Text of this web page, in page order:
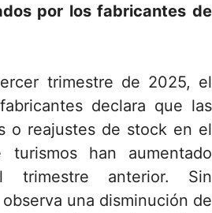
por los fabricantes de
trimestre de 2025, el
declara que las
o reajustes de stock en el
turismos han aumentado
trimestre anterior. Sin
una disminución de